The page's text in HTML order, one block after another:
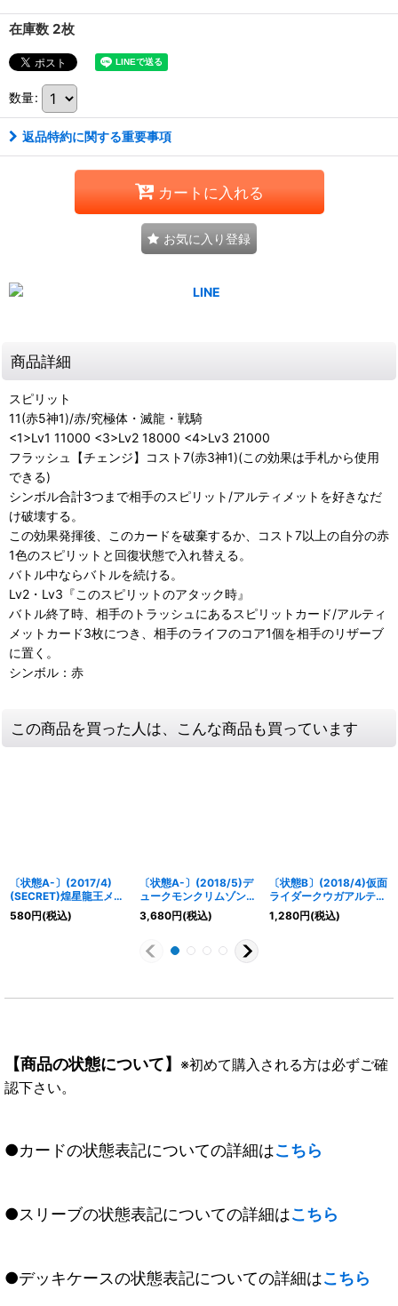
在庫数 2枚
数量:
返品特約に関する重要事項
カートに入れる
お気に入り登録
商品詳細
スピリット
11(赤5神1)/赤/究極体・滅龍・戦騎
<1>Lv1 11000 <3>Lv2 18000 <4>Lv3 21000
フラッシュ【チェンジ】コスト7(赤3神1)(この効果は手札から使用
できる)
シンボル合計3つまで相手のスピリット/アルティメットを好きなだ
け破壊する。
この効果発揮後、このカードを破棄するか、コスト7以上の自分の赤
1色のスピリットと回復状態で入れ替える。
バトル中ならバトルを続ける。
Lv2・Lv3『このスピリットのアタック時』
バトル終了時、相手のトラッシュにあるスピリットカード/アルティ
メットカード3枚につき、相手のライフのコア1個を相手のリザーブ
に置く。
シンボル：赤
この商品を買った人は、こんな商品も買っています
〔状態A-〕(2017/4)
(SECRET)煌星龍王メビ
ウスドラゴン【X-SEC】
{BS42-X01}《赤》
580円(税込)
〔状態A-〕(2018/5)デ
ュークモンクリムゾンモ
ード【XX】{CB07-
XX01}《赤》
3,680円(税込)
〔状態B〕(2018/4)仮面
ライダークウガアルティ
メットフォーム【XX】
{CB04-XX01}《赤》
1,280円(税込)
【商品の状態について】 ※初めて購入される方は必ずご確
認下さい。
●カードの状態表記についての詳細はこちら
●スリーブの状態表記についての詳細はこちら
●デッキケースの状態表記についての詳細はこちら